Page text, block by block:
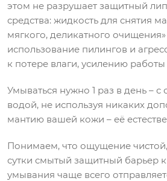
этом не разрушает защитный
средства: жидкость для снятия
мягкого, деликатного
использование пилингов и
к потере влаги, усилению
Умываться нужно 1 раз в день –
водой, не используя никаких
мантию вашей кожи – её
Понимаем, что ощущение
сутки смытый защитный барьер
умывания чаще всего